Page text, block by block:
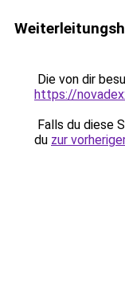
Die von dir
https://
Falls du diese
du zur